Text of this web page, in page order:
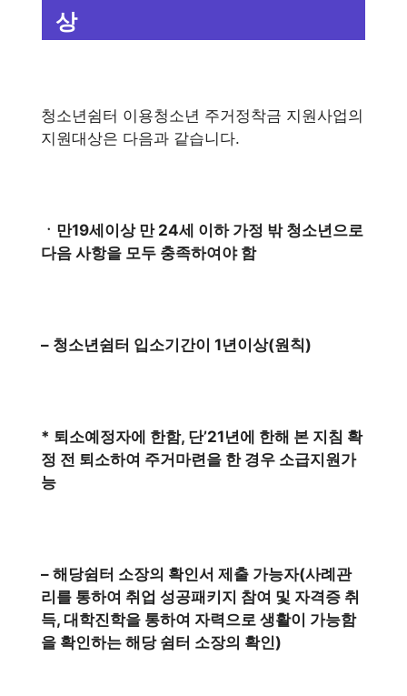
상
청소년쉼터 이용청소년 주거정착금 지원사업의
지원대상은 다음과 같습니다.
ㆍ만19세이상 만 24세 이하 가정 밖 청소년으로
다음 사항을 모두 충족하여야 함
– 청소년쉼터 입소기간이 1년이상(원칙)
* 퇴소예정자에 한함, 단’21년에 한해 본 지침 확
정 전 퇴소하여 주거마련을 한 경우 소급지원가
능
– 해당쉼터 소장의 확인서 제출 가능자(사례관
리를 통하여 취업 성공패키지 참여 및 자격증 취
득, 대학진학을 통하여 자력으로 생활이 가능함
을 확인하는 해당 쉼터 소장의 확인)